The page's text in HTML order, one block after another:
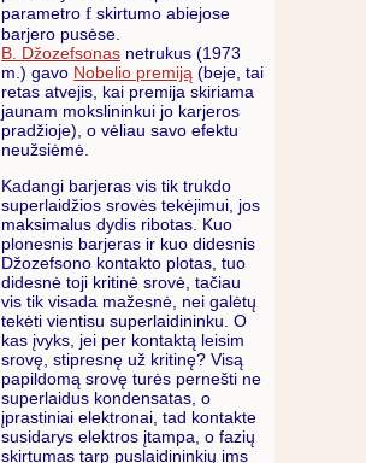
parametro f skirtumo abiejose
barjero pusėse.
B. Džozefsonas netrukus (1973
m.) gavo Nobelio premiją (beje, tai
retas atvejis, kai premija skiriama
jaunam mokslininkui jo karjeros
pradžioje), o vėliau savo efektu
neužsiėmė.
Kadangi barjeras vis tik trukdo
superlaidžios srovės tekėjimui, jos
maksimalus dydis ribotas. Kuo
plonesnis barjeras ir kuo didesnis
Džozefsono kontakto plotas, tuo
didesnė toji kritinė srovė, tačiau
vis tik visada mažesnė, nei galėtų
tekėti vientisu superlaidininku. O
kas įvyks, jei per kontaktą leisim
srovę, stipresnę už kritinę? Visą
papildomą srovę turės pernešti ne
superlaidus kondensatas, o
įprastiniai elektronai, tad kontakte
susidarys elektros įtampa, o fazių
skirtumas tarp puslaidininkių ims